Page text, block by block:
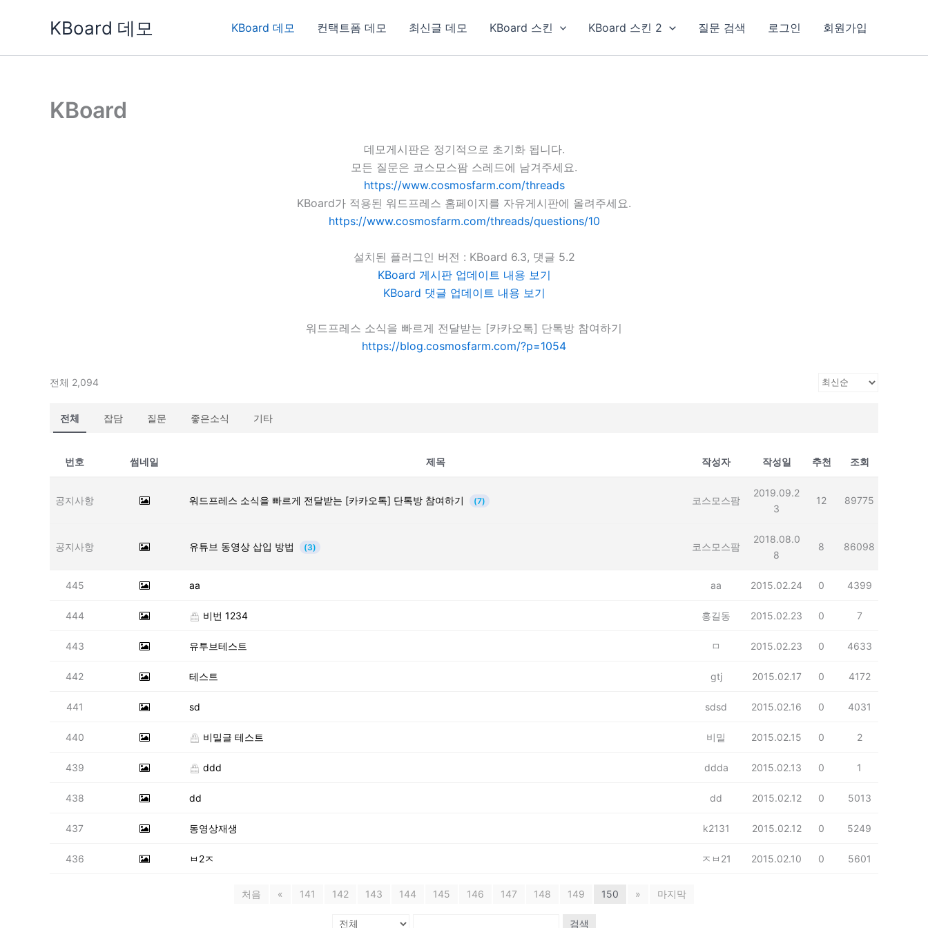
KBoard 데모 KBoard 데모 컨택트폼 데모 최신글 데모 KBoard 스킨 KBoard 스킨 2 질문 검색 로그인 회원가입
KBoard
데모게시판은 정기적으로 초기화 됩니다.
모든 질문은 코스모스팜 스레드에 남겨주세요.
https://www.cosmosfarm.com/threads
KBoard가 적용된 워드프레스 홈페이지를 자유게시판에 올려주세요.
https://www.cosmosfarm.com/threads/questions/10
설치된 플러그인 버전 : KBoard 6.3, 댓글 5.2
KBoard 게시판 업데이트 내용 보기
KBoard 댓글 업데이트 내용 보기
워드프레스 소식을 빠르게 전달받는 [카카오톡] 단톡방 참여하기
https://blog.cosmosfarm.com/?p=1054
전체 2,094
전체 잡담 질문 좋은소식 기타
번호 썸네일 제목 작성자 작성일 추천 조회
공지사항 워드프레스 소식을 빠르게 전달받는 [카카오톡] 단톡방 참여하기 (7) 코스모스팜
2019.09.2
3
12 89775
공지사항 유튜브 동영상 삽입 방법 (3) 코스모스팜
2018.08.0
8
8 86098
445 aa aa 2015.02.24 0 4399
444 비번 1234 홍길동 2015.02.23 0 7
443 유투브테스트 ㅁ 2015.02.23 0 4633
442 테스트 gtj 2015.02.17 0 4172
441 sd sdsd 2015.02.16 0 4031
440 비밀글 테스트 비밀 2015.02.15 0 2
439 ddd ddda 2015.02.13 0 1
438 dd dd 2015.02.12 0 5013
437 동영상재생 k2131 2015.02.12 0 5249
436 ㅂ2ㅈ ㅈㅂ21 2015.02.10 0 5601
처음 « 141 142 143 144 145 146 147 148 149 150 » 마지막
검색